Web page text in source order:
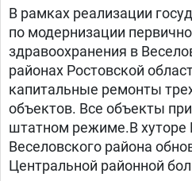
В рамках реализации
по модернизации
здравоохранения в
районах Ростовской
капитальные ремонты
объектов. Все объекты
штатном режиме.В хуторе
Веселовского района
Центральной районной